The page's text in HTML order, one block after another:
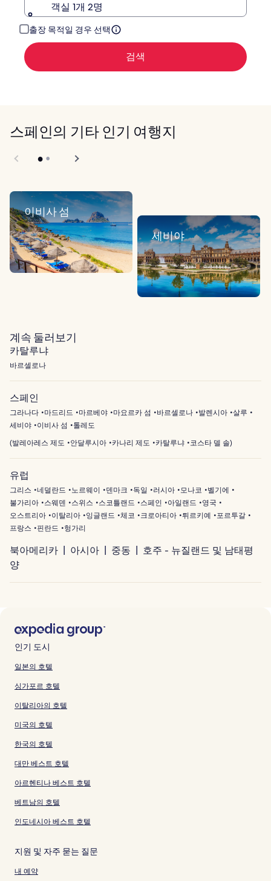
객실 1개 2명
출장 목적일 경우 선택
검색
스페인의 기타 인기 여행지
이비사 섬
세비야
계속 둘러보기
카탈루냐
바르셀로나
스페인
그라나다 마드리드 마르베야 마요르카 섬 바르셀로나 발렌시아 살루
세비야
이비사 섬
톨레도
(발레아레스 제도 안달루시아 카나리 제도 카탈루냐 코스타 델 솔)
유럽
그리스 네덜란드 노르웨이 덴마크 독일 러시아 모나코
벨기에
불가리아
스웨덴 스위스 스코틀랜드 스페인 아일랜드
영국
오스트리아
이탈리아 잉글랜드 체코 크로아티아 튀르키예
포르투갈
프랑스
핀란드 헝가리
북아메리카 아시아 중동
호주 - 뉴질랜드 및 남태평
양
인기 도시
일본의 호텔
싱가포르 호텔
이탈리아의 호텔
미국의 호텔
한국의 호텔
대만 베스트 호텔
아르헨티나 베스트 호텔
베트남의 호텔
인도네시아 베스트 호텔
지원 및 자주 묻는 질문
내 예약